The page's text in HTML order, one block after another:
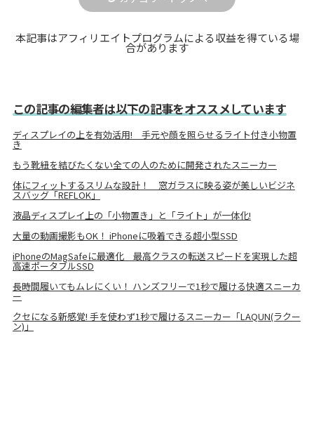
本記事はアフィリエイトプログラムによる収益を得ている場
合があります
この記事の編集者は以下の記事をオススメしています
ディスプレイの上を有効活用! 手元や顔を照らせるライト付き小物置
き
もう靴紐を結びたくない全ての人のために開発されたスニーカー
体にフィットするスリムな設計！ 窓ガラスに映る姿が美しいビジネ
スバッグ「REFLOK」
液晶ディスプレイ上の「小物置き」と「ライト」が一体化!
大量の動画撮影もOK！ iPhoneに吸着できる超小型SSD
iPhoneのMagSafeに最適化 最高クラスの転送スピードを実現した超
高速ポータブルSSD
長時間履いてもムレにくい！ ハンズフリーで1秒で履ける快適スニーカ
ー
クセになる新感覚! 手を使わず1秒で履けるスニーカー「LAQUN(ラクー
ン)」